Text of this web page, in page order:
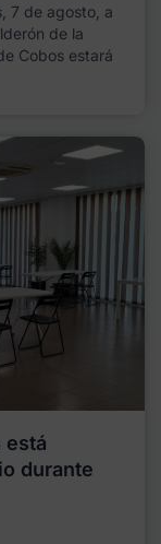
7 de agosto, a
de la
Cobos estará
está
durante